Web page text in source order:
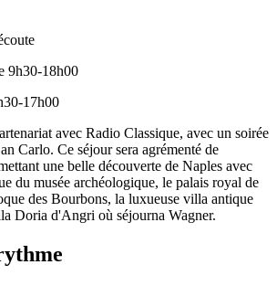
9h30-18h00
17h00
avec Radio Classique, avec un soirée
Carlo. Ce séjour sera agrémenté de
une belle découverte de Naples avec
du musée archéologique, le palais royal de
des Bourbons, la luxueuse villa antique
Doria d'Angri où séjourna Wagner.